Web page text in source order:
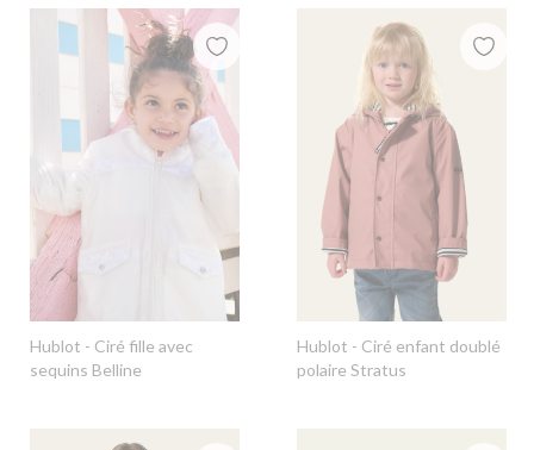
Hublot - Ciré fille avec
sequins Belline
Hublot - Ciré enfant doublé
polaire Stratus